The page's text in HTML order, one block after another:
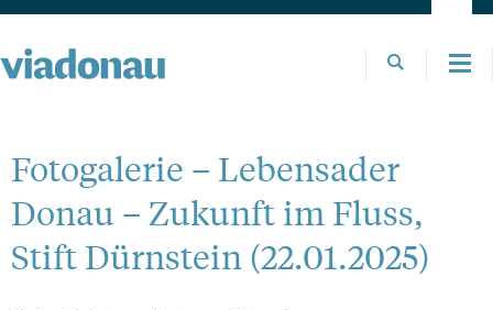
Fotogalerie – Lebensader
Donau – Zukunft im Fluss,
Stift Dürnstein (22.01.2025)